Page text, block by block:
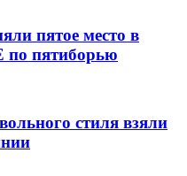
пятое место в
по пятиборью
стиля взяли